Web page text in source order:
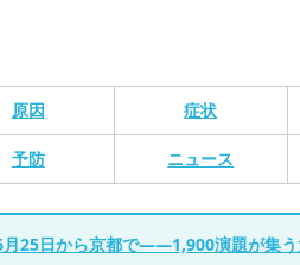
原因 症状
予防 ニュース
月25日から京都で――1,900演題が集